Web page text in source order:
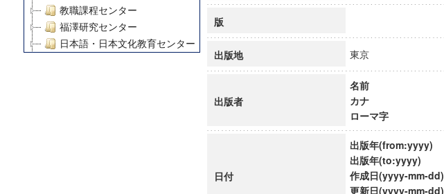
教職課程センター
福澤研究センター
日本語・日本文化教育センター
グローバルリサーチインスティテュート
慶應義塾大学グローバルCOEプログラム市民社会ガバナンス教育研究センター
版
出版地 東京
出版者
名前
カナ
ローマ字
日付
出版年(from:yyyy)
出版年(to:yyyy)
作成日(yyyy-mm-dd)
更新日(yyyy-mm-dd)